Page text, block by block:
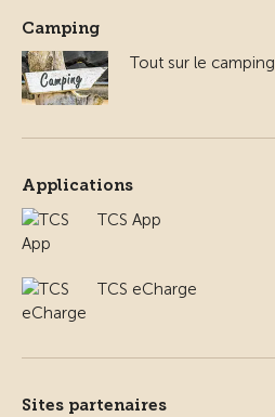
Camping
Tout sur le camping
Applications
TCS App
TCS eCharge
Sites partenaires